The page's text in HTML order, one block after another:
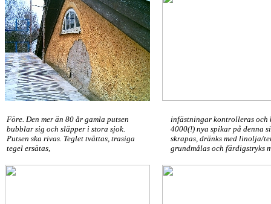
Före. Den mer än 80 år gamla putsen
bubblar sig och släpper i stora sjok.
Putsen ska rivas. Teglet tvättas, trasiga
tegel ersätas,
infästningar kontrolleras och
4000(!) nya spikar på denna
skrapas, dränks med linolja/
grundmålas och färdigstryks